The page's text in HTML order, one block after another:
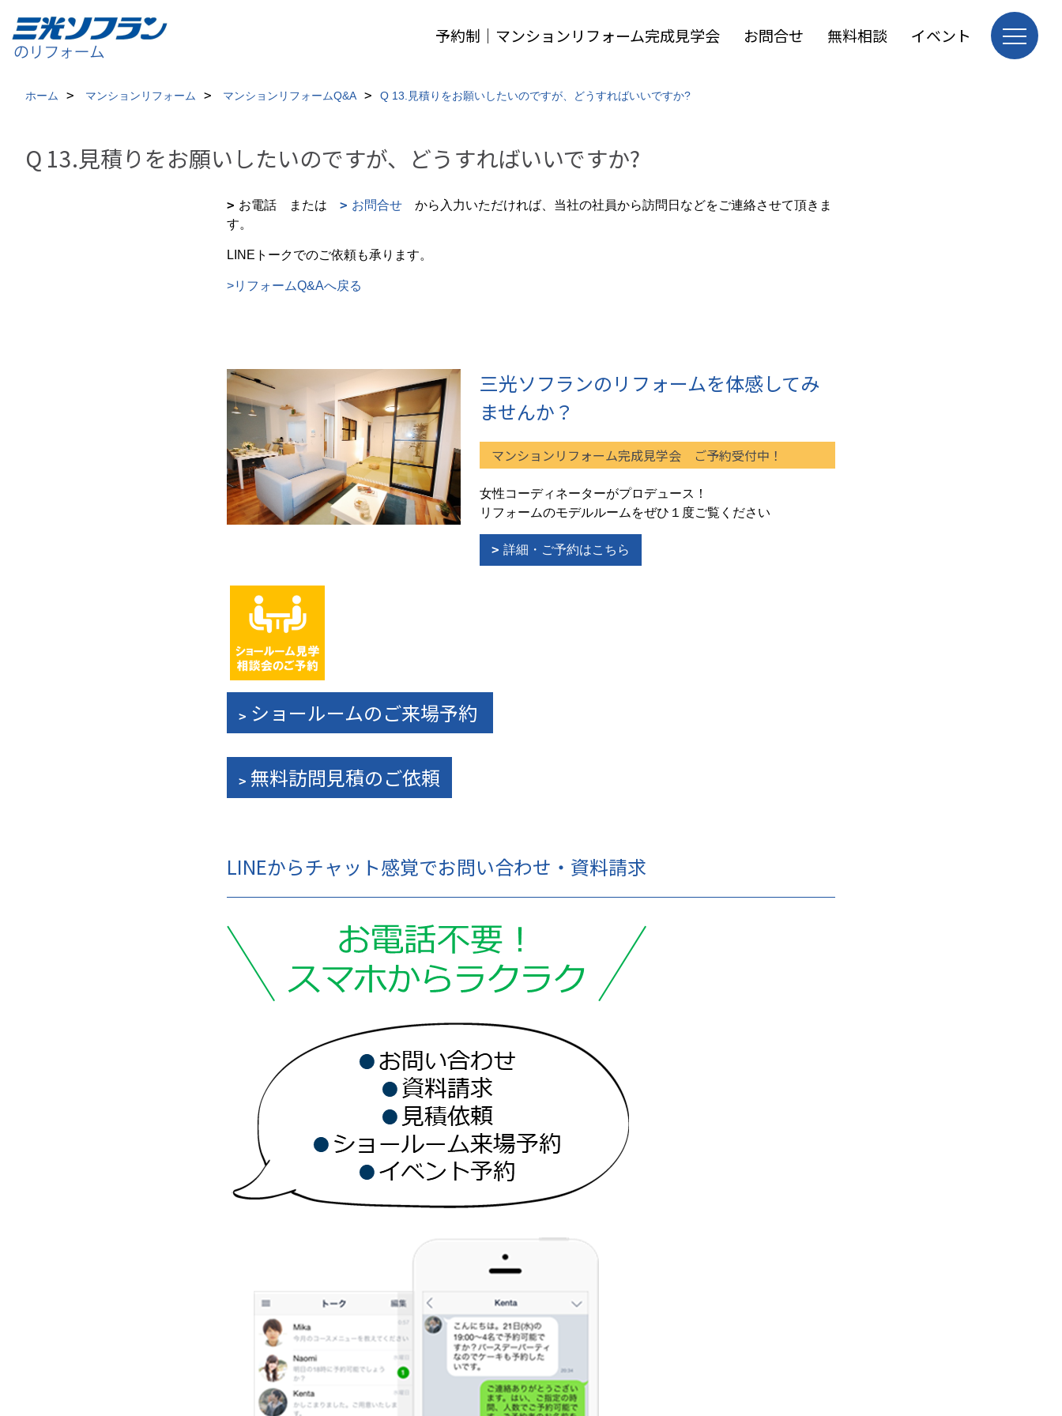
予約制｜マンションリフォーム完成見学会 お問合せ 無料相談 イベント
ホーム マンションリフォーム マンションリフォームQ&A Q 13.見積りをお願いしたいのですが、どうすればいいですか?
Q 13.見積りをお願いしたいのですが、どうすればいいですか?
お電話 または お問合せ から入力いただければ、当社の社員から訪問日などをご連絡させて頂きま
す。
LINEトークでのご依頼も承ります。
>リフォームQ&Aへ戻る
三光ソフランのリフォームを体感してみ
ませんか？
マンションリフォーム完成見学会 ご予約受付中！
女性コーディネーターがプロデュース！
リフォームのモデルルームをぜひ１度ご覧ください
詳細・ご予約はこちら
ショールームのご来場予約
無料訪問見積のご依頼
LINEからチャット感覚でお問い合わせ・資料請求